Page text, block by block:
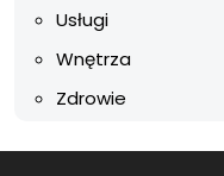
Usługi
Wnętrza
Zdrowie